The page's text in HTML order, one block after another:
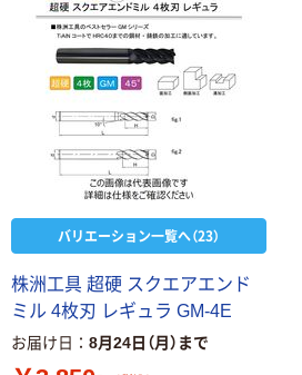
バリエーション一覧へ（23）
株洲工具 超硬 スクエアエンド
ミル 4枚刃 レギュラ GM-4E
お届け日 8月24日（月）まで